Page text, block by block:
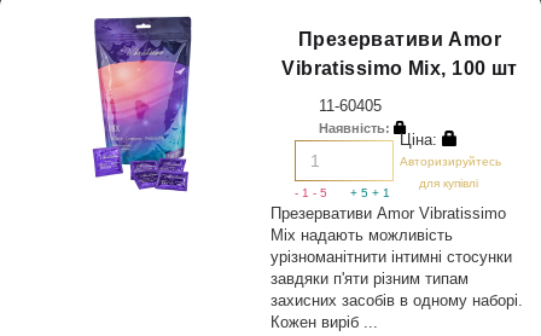
Презервативи Amor
Vibratissimo Mix, 100 шт
11-60405
Наявність:
+ 1
- 1 - 5 + 5
Ціна:
Авторизируйтесь
для купівлі
Презервативи Amor Vibratissimo
Mix надають можливість
урізноманітнити інтимні стосунки
завдяки п'яти різним типам
захисних засобів в одному наборі.
Кожен виріб ...